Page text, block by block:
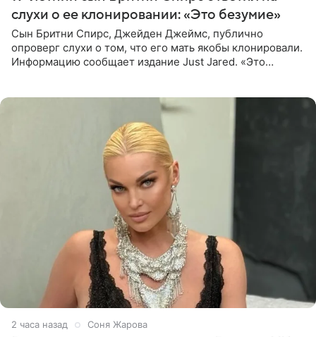
слухи о ее клонировании: «Это безумие»
Сын Бритни Спирс, Джейден Джеймс, публично
опроверг слухи о том, что его мать якобы клонировали.
Информацию сообщает издание Just Jared. «Это
2 часа назад Соня Жарова